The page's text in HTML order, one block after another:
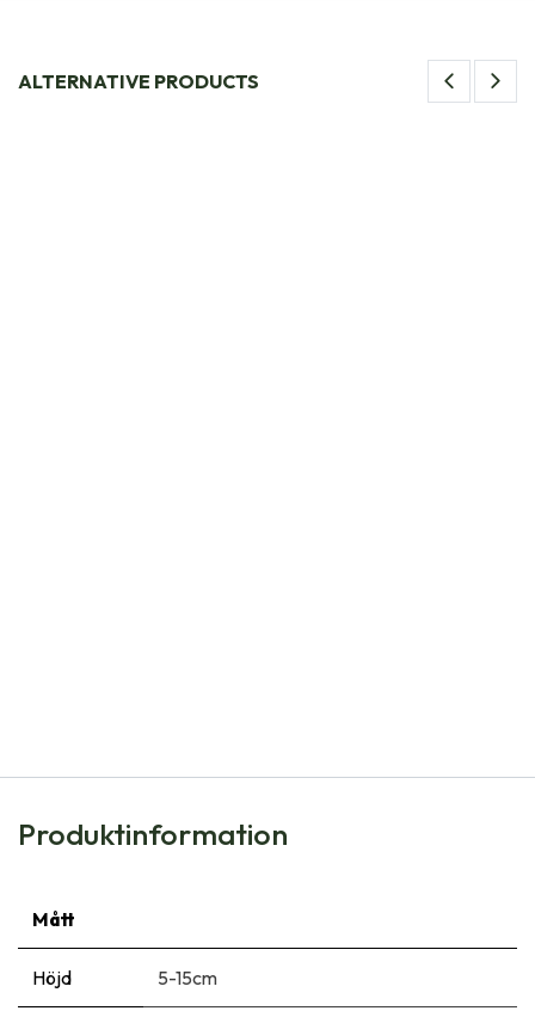
ALTERNATIVE PRODUCTS
Produktinformation
Mått
Höjd 5-15cm